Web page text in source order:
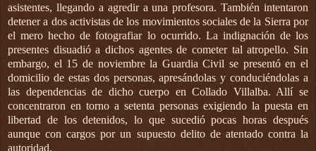
asistentes, llegando a agredir a una profesora. También intentaron
detener a dos activistas de los movimientos sociales de la Sierra por
el mero hecho de fotografiar lo ocurrido. La indignación de los
presentes disuadió a dichos agentes de cometer tal atropello. Sin
embargo, el 15 de noviembre la Guardia Civil se presentó en el
domicilio de estas dos personas, apresándolas y conduciéndolas a
las dependencias de dicho cuerpo en Collado Villalba. Allí se
concentraron en torno a setenta personas exigiendo la puesta en
libertad de los detenidos, lo que sucedió pocas horas después
aunque con cargos por un supuesto delito de atentado contra la
autoridad.